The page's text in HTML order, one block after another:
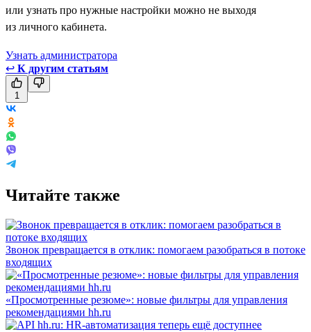
или узнать про нужные настройки можно не выходя
из личного кабинета.
Узнать администратора
↩ К другим статьям
1
Читайте также
Звонок превращается в отклик: помогаем разобраться в потоке
входящих
«Просмотренные резюме»: новые фильтры для управления
рекомендациями hh.ru